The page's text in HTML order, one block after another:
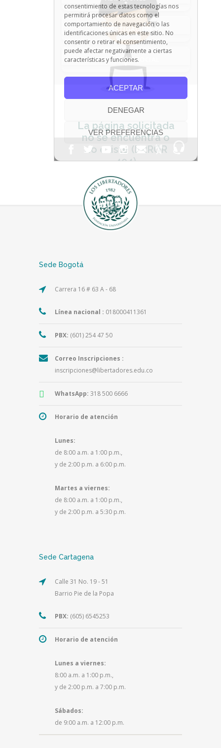
Sede Bogotá
Carrera 16 # 63 A - 68
Línea nacional : 018000411361
PBX: (601) 254 47 50
Correo Inscripciones :
inscripciones@libertadores.edu.co
WhatsApp: 318 500 6666
Horario de atención
Lunes:
de 8:00 a.m. a 1:00 p.m.,
y de 2:00 p.m. a 6:00 p.m.
Martes a viernes:
de 8:00 a.m. a 1:00 p.m.,
y de 2:00 p.m. a 5:30 p.m.
Sede Cartagena
Calle 31 No. 19 - 51
Barrio Pie de la Popa
PBX: (605) 6545253
Horario de atención
Lunes a viernes:
8:00 a.m. a 1:00 p.m.,
y de 2:00 p.m. a 7:00 p.m.
Sábados:
de 9:00 a.m. a 12:00 p.m.